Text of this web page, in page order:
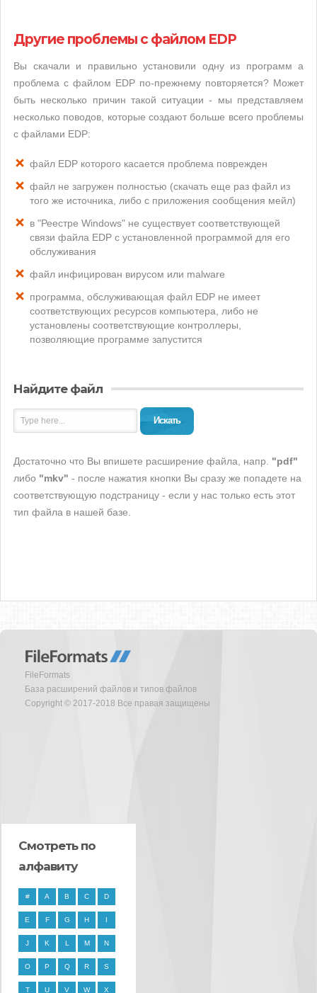
Другие проблемы с файлом EDP
Вы скачали и правильно установили одну из программ а
проблема с файлом EDP по-прежнему повторяется? Может
быть несколько причин такой ситуации - мы представляем
несколько поводов, которые создают больше всего проблемы
с файлами EDP:
файл EDP которого касается проблема поврежден
файл не загружен полностью (скачать еще раз файл из
того же источника, либо с приложения сообщения мейл)
в "Реестре Windows" не существует соответствующей
связи файла EDP с установленной программой для его
обслуживания
файл инфицирован вирусом или malware
программа, обслуживающая файл EDP не имеет
соответствующих ресурсов компьютера, либо не
установлены соответствующие контроллеры,
позволяющие программе запустится
Найдите файл
Искать
Достаточно что Вы впишете расширение файла, напр. "pdf"
либо "mkv" - после нажатия кнопки Вы сразу же попадете на
соответствующую подстраницу - если у нас только есть этот
тип файла в нашей базе.
FileFormats
База расширений файлов и типов файлов
Copyright © 2017-2018 Все правая защищены
Смотреть по
алфавиту
# A B C D
E F G H I
J K L M N
O P Q R S
T U V W X